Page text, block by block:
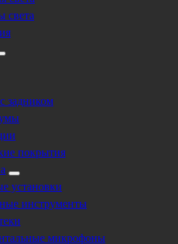
света
задником
покрытия
установки
инструменты
микрофоны